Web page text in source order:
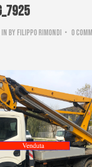
in by Filippo Rimondi
0